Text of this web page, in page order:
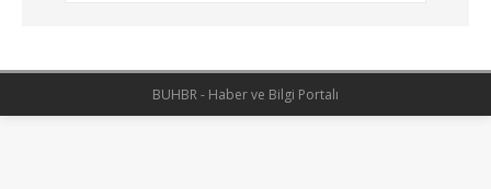
BUHBR - Haber ve Bilgi Portalı